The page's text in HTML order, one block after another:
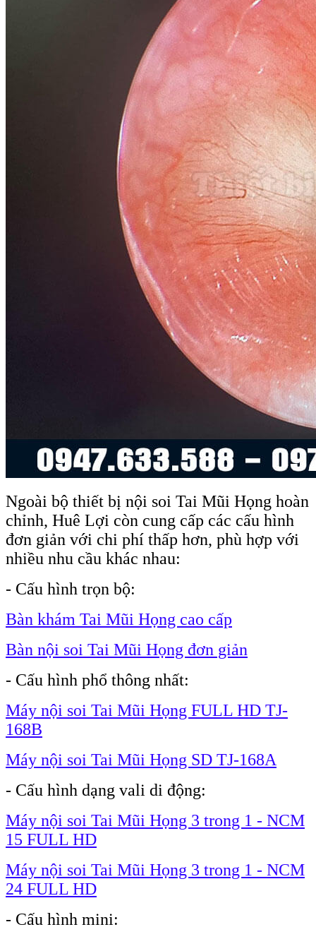
Ngoài bộ thiết bị nội soi Tai Mũi Họng hoàn
chỉnh, Huê Lợi còn cung cấp các cấu hình
đơn giản với chi phí thấp hơn, phù hợp với
nhiều nhu cầu khác nhau:
- Cấu hình trọn bộ:
Bàn khám Tai Mũi Họng cao cấp
Bàn nội soi Tai Mũi Họng đơn giản
- Cấu hình phổ thông nhất:
Máy nội soi Tai Mũi Họng FULL HD TJ-
168B
Máy nội soi Tai Mũi Họng SD TJ-168A
- Cấu hình dạng vali di động:
Máy nội soi Tai Mũi Họng 3 trong 1 - NCM
15 FULL HD
Máy nội soi Tai Mũi Họng 3 trong 1 - NCM
24 FULL HD
- Cấu hình mini: